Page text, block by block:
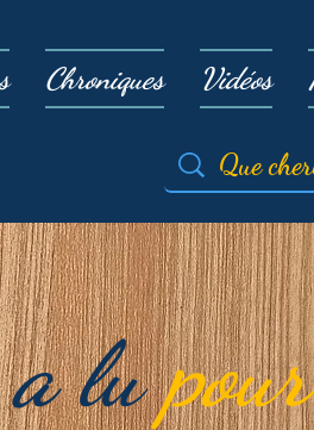
Chroniques Vidéos
a lu